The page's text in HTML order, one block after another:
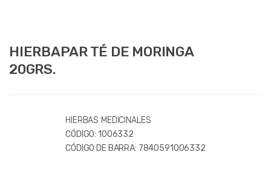
HIERBAPAR TÉ DE MORINGA
20GRS.
HIERBAS MEDICINALES
CÓDIGO: 1006332
CÓDIGO DE BARRA: 7840591006332